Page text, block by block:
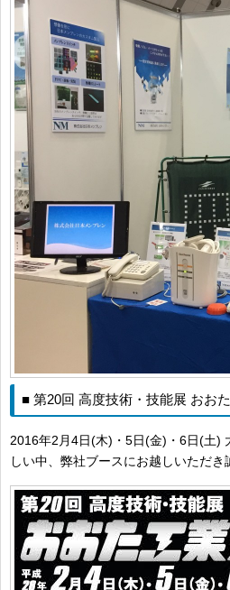
■ 第20回 高度技術・技能展 おお
2016年2月4日(木)・5日(金)・6日(土)
しい中、弊社ブースにお越しいただき